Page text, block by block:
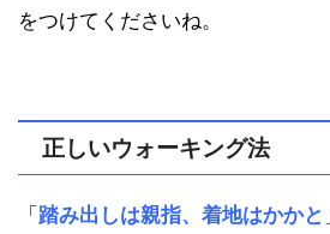
をつけてくださいね。
正しいウォーキング法
「 踏み出しは親指、着地はかかと